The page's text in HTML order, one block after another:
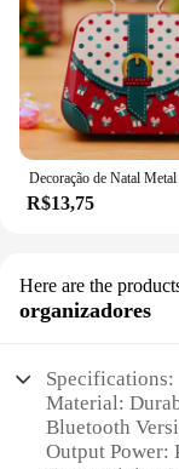
R$13,75
Here are the
organizadores
Specifications:
Material:
Bluetooth
Output Power: